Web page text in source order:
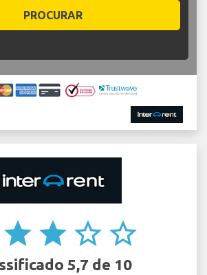
PROCURAR
star star star_border star_border
5,7 de 10